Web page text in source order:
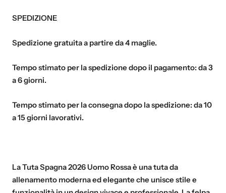
SPEDIZIONE
Spedizione gratuita a partire da4 maglie.
Tempo stimato per la spedizione dopo il pagamento:da 3
a 6 giorni.
Tempo stimato per la consegna dopo la spedizione:da 10
a 15 giorni lavorativi.
La Tuta Spagna 2026 Uomo Rossa è una tuta da
allenamento moderna ed elegante che unisce stile e